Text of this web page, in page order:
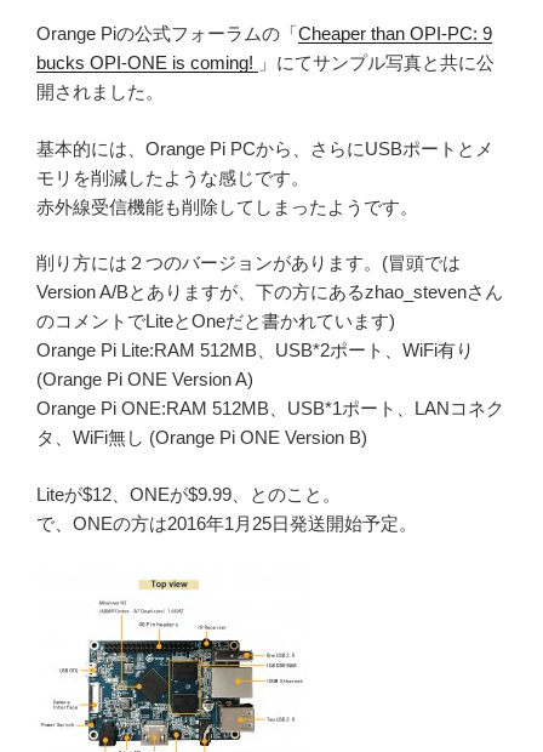
Orange Piの公式フォーラムの「Cheaper than OPI-PC: 9
bucks OPI-ONE is coming! 」にてサンプル写真と共に公
開されました。
基本的には、Orange Pi PCから、さらにUSBポートとメ
モリを削減したような感じです。
赤外線受信機能も削除してしまったようです。
削り方には２つのバージョンがあります。(冒頭では
Version A/Bとありますが、下の方にあるzhao_stevenさん
のコメントでLiteとOneだと書かれています)
Orange Pi Lite:RAM 512MB、USB*2ポート、WiFi有り
(Orange Pi ONE Version A)
Orange Pi ONE:RAM 512MB、USB*1ポート、LANコネク
タ、WiFi無し (Orange Pi ONE Version B)
Liteが$12、ONEが$9.99、とのこと。
で、ONEの方は2016年1月25日発送開始予定。